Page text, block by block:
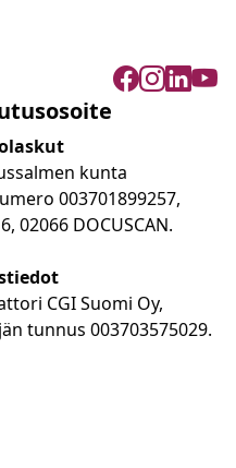
kunta
003701899257,
02066 DOCUSCAN.
CGI Suomi Oy,
tunnus 003703575029.